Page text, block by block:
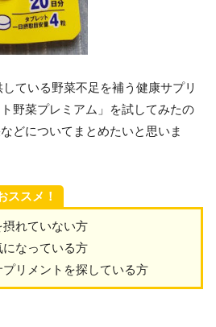
ている野菜不足を補う健康サプリ
野菜プレミアム」を試してみたの
どについてまとめたいと思いま
ススメ！
摂れていない方
になっている方
プリメントを探している方